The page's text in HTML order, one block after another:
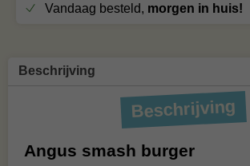
Vandaag besteld, morgen in huis!
Beschrijving
Beschrijving
Angus smash burger